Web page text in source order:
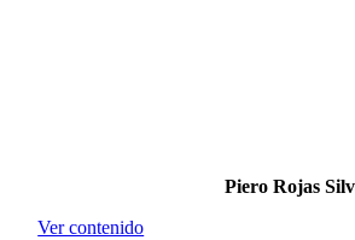
Piero Rojas
Ver contenido